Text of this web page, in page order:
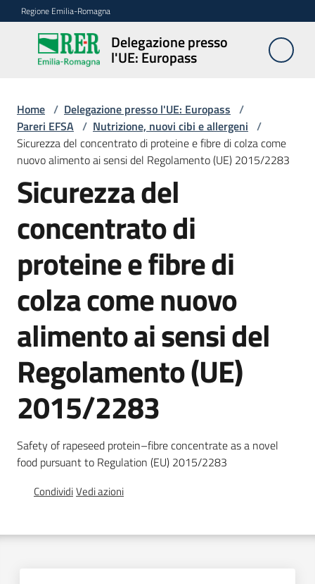
Vai al contenuto
Vai alla navigazione
Vai al footer
Regione Emilia-Romagna
Delegazione presso
l'UE: Europass
Delegazione
presso l'UE:
Novità
Pareri
Opportunità
Chi
siamo
Sede
di
Bruxelles
Home / Delegazione presso l'UE: Europass /
Pareri EFSA / Nutrizione, nuovi cibi e allergeni /
Sicurezza del concentrato di proteine e fibre di colza come
nuovo alimento ai sensi del Regolamento (UE) 2015/2283
Sicurezza del
concentrato di
proteine e fibre di
colza come nuovo
alimento ai sensi del
Regolamento (UE)
2015/2283
Safety of rapeseed protein–fibre concentrate as a novel
food pursuant to Regulation (EU) 2015/2283
CondividiVedi azioni